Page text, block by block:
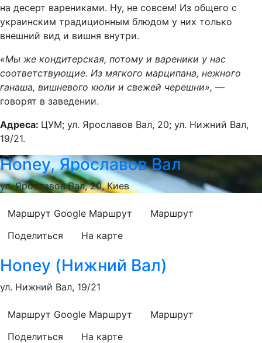
на десерт варениками. Ну, не совсем! Из общего с
украинским традиционным блюдом у них только
внешний вид и вишня внутри.
«Мы же кондитерская, потому и вареники у нас
соответствующие. Из мягкого марципана, нежного
ганаша, вишневого кюли и свежей черешни», —
говорят в заведении.
Адреса: ЦУМ; ул. Ярославов Вал, 20; ул. Нижний Вал,
19/21.
Honey, Ярославов Вал
ул. Ярославов Вал, 20, Киев
Маршрут Google Маршрут
Маршрут
Поделиться
На карте
Honey (Нижний Вал)
ул. Нижний Вал, 19/21
Маршрут Google Маршрут
Маршрут
Поделиться
На карте